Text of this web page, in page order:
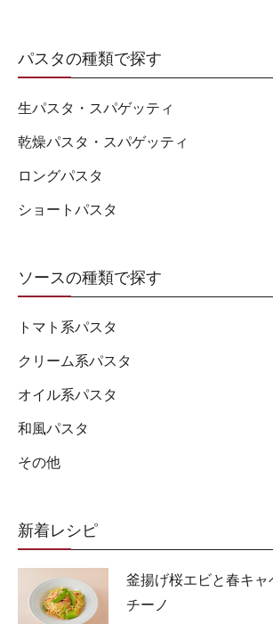
パスタの種類で探す
生パスタ・スパゲッティ
乾燥パスタ・スパゲッティ
ロングパスタ
ショートパスタ
ソースの種類で探す
トマト系パスタ
クリーム系パスタ
オイル系パスタ
和風パスタ
その他
新着レシピ
釜揚げ桜エビと春キャ
チーノ